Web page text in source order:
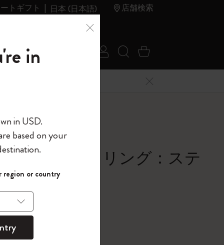
トギフト 日本 (日本語) 店舗検索
ール
ログイン
パスワードを表示
保存する
検索 (キーワード
カート 0 アイ
メニューを閉じる
オブ・ザ・リング：ステ
ット
ート3枚セット
ようこそ
、コード
力すると、初
無料になり
レット品は
in
in USD.
based on your
or country